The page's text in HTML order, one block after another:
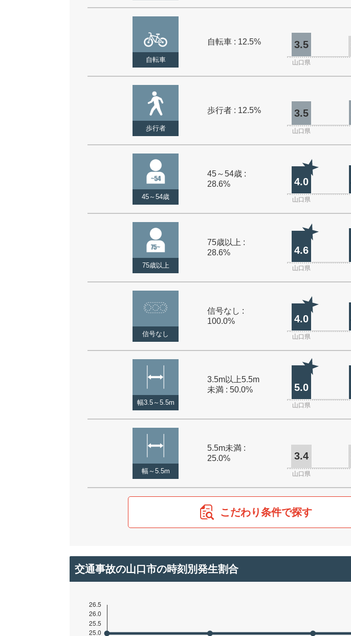
自転車
自転車 : 12.5% 3.5
山口県
歩行者
歩行者 : 12.5% 3.5
山口県
45～54歳
45～54歳 :
28.6%
4.0
山口県
75歳以上
75歳以上 :
28.6%
4.6
山口県
信号なし
信号なし :
100.0%
4.0
山口県
幅3.5～5.5m
3.5m以上5.5m
未満 : 50.0%
5.0
山口県
幅～5.5m
5.5m未満 :
25.0%
3.4
山口県
こだわり条件で探す
交通事故の山口市の時刻別発生割合